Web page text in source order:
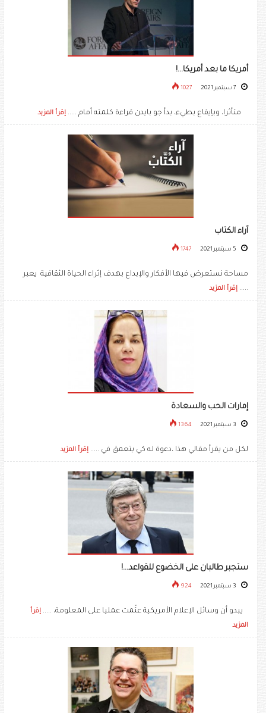
أمريكا ما بعد أمريكا...!
1027
متأثرا، وبإيقاع بطيء، بدأ جو بايدن قراءة كلمته أمام ..... إقرأ المزيد
آراء الكتاب
1747
مساحة نستعرض فيها الأفكار والإبداع بهدف إثراء الحياة الثقافية يعبر
..... إقرأ المزيد
إمارات الحب والسعادة
1364
لكل من يقرأ مقالي هذا ،دعوة له كي يتعمق في ..... إقرأ المزيد
ستجبر طالبان على الخضوع للقواعد...!
924
يبدو أن وسائل الإعلام الأمريكية عتّمت عمليا على المعلومة، ..... إقرأ
المزيد